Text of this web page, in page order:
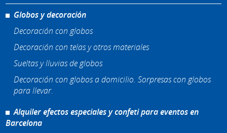
Globos y decoración
Decoración con globos
Decoración con telas y otros materiales
Sueltas y lluvias de globos
Decoración con globos a domicilio. Sorpresas con globos
para llevar.
Alquiler efectos especiales y confeti para eventos en
Barcelona